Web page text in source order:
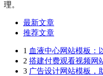
理。
最新文章
推荐文章
1 血液中心网站模板：
2 搭建付费观看视频网
3 广告设计网站模板，